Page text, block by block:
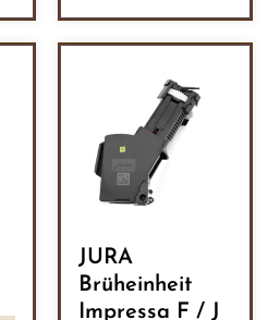
JURA
Brüheinheit
Impressa F / J